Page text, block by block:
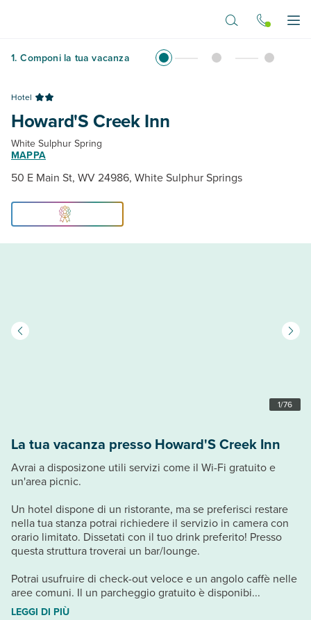
1. Componi la tua vacanza
Hotel
Howard'S Creek Inn
White Sulphur Spring
MAPPA
50 E Main St, WV 24986, White Sulphur Springs
1/76
La tua vacanza presso Howard'S Creek Inn
Avrai a disposizone utili servizi come il Wi-Fi gratuito e
un'area picnic.
Un hotel dispone di un ristorante, ma se preferisci restare
nella tua stanza potrai richiedere il servizio in camera con
orario limitato. Dissetati con il tuo drink preferito! Presso
questa struttura troverai un bar/lounge.
Potrai usufruire di check-out veloce e un angolo caffè nelle
aree comuni. Il un parcheggio gratuito è disponibi...
LEGGI DI PIÙ